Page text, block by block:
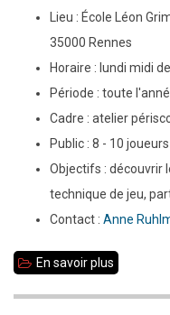
2010
Lieu : École Léon
35000 Rennes
Horaire : lundi midi
Période : toute
Cadre : atelier
Public : 8 - 10
Objectifs : découvrir
technique de jeu,
Contact : Anne
En savoir plus